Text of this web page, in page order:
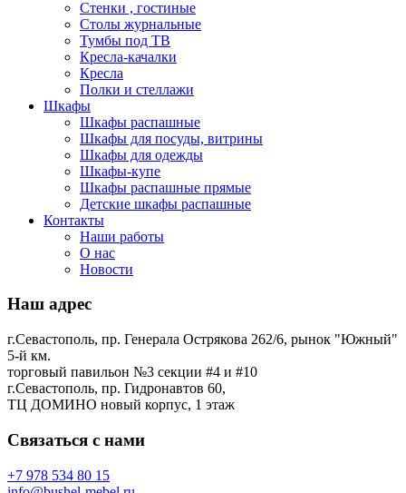
Стенки , гостиные
Столы журнальные
Тумбы под ТВ
Кресла-качалки
Кресла
Полки и стеллажи
Шкафы
Шкафы распашные
Шкафы для посуды, витрины
Шкафы для одежды
Шкафы-купе
Шкафы распашные прямые
Детские шкафы распашные
Контакты
Наши работы
О нас
Новости
Наш адрес
г.Севастополь, пр. Генерала Острякова 262/6, рынок "Южный"
5-й км.
торговый павильон №3 секции #4 и #10
г.Севастополь, пр. Гидронавтов 60,
ТЦ ДОМИНО новый корпус, 1 этаж
Связаться с нами
+7 978 534 80 15